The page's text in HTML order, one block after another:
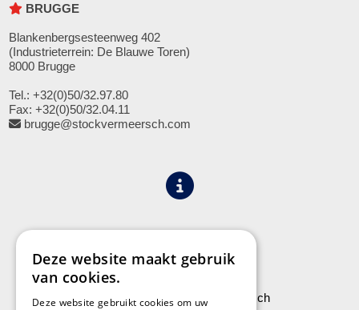
BRUGGE
Blankenbergsesteenweg 402
(Industrieterrein: De Blauwe Toren)
8000 Brugge
Tel.: +32(0)50/32.97.80
Fax: +32(0)50/32.04.11
brugge@stockvermeersch.com
Leveringen aan Stock Vermeersch
Deze website maakt gebruik
van cookies.
Deze website gebruikt cookies om uw